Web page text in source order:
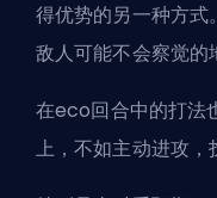
得优势的另一种方式
敌人可能不会察觉的
在eco回合中的打法
上，不如主动进攻，